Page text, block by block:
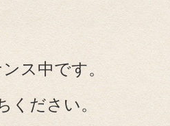
ス中です。
ください。